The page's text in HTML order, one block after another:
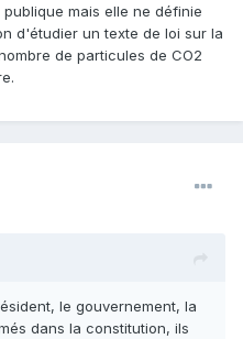
mais elle ne définie
d'étudier un texte de loi sur la
de particules de CO2
le gouvernement, la
dans la constitution, ils